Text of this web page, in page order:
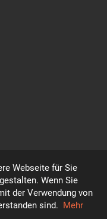
Webseite für Sie
Wenn Sie
der Verwendung von
sind. Mehr
+PRAXIS